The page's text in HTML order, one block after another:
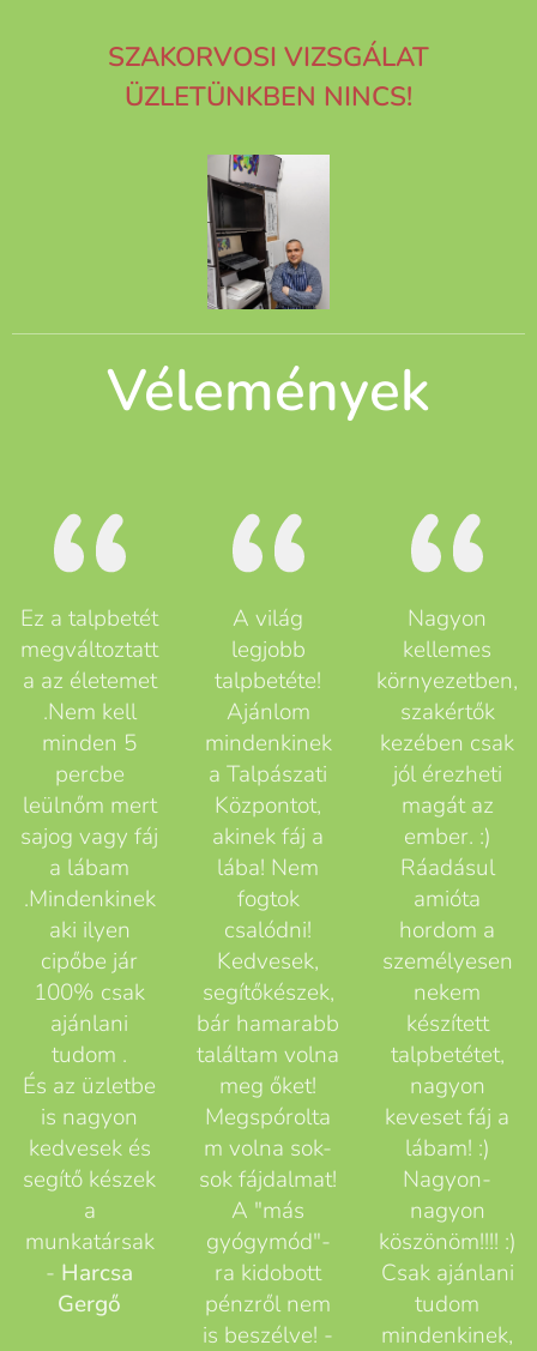
SZAKORVOSI VIZSGÁLAT
ÜZLETÜNKBEN NINCS!
Vélemények
Ez a talpbetét
megváltoztatt
a az életemet
.Nem kell
minden 5
percbe
leülnőm mert
sajog vagy fáj
a lábam
.Mindenkinek
aki ilyen
cipőbe jár
100% csak
ajánlani
tudom .
És az üzletbe
is nagyon
kedvesek és
segítő készek
a
munkatársak
- Harcsa
Gergő
A világ
legjobb
talpbetéte!
Ajánlom
mindenkinek
a Talpászati
Központot,
akinek fáj a
lába! Nem
fogtok
csalódni!
Kedvesek,
segítőkészek,
bár hamarabb
találtam volna
meg őket!
Megspórolta
m volna sok-
sok fájdalmat!
A "más
gyógymód"-
ra kidobott
pénzről nem
is beszélve! -
Nagyon
kellemes
környezetben,
szakértők
kezében csak
jól érezheti
magát az
ember. :)
Ráadásul
amióta
hordom a
személyesen
nekem
készített
talpbetétet,
nagyon
keveset fáj a
lábam! :)
Nagyon-
nagyon
köszönöm!!!! :)
Csak ajánlani
tudom
mindenkinek,